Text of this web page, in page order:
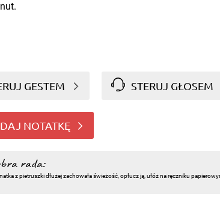
GESTEM STERUJ GŁOSEM
NOTATKĘ
rada:
z pietruszki dłużej zachowała świeżość, opłucz ją, ułóż na ręczniku